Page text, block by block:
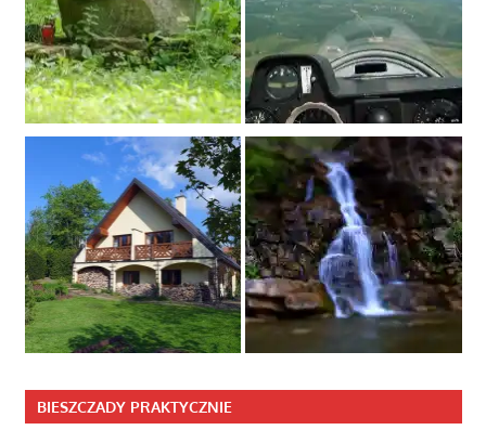
BIESZCZADY PRAKTYCZNIE